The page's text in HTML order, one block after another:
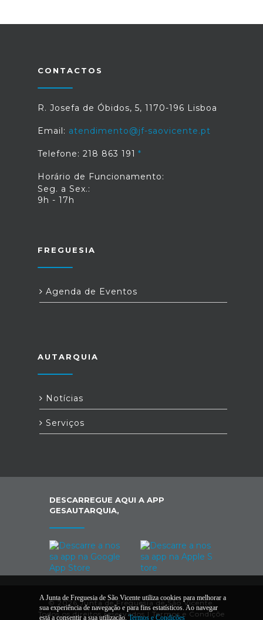
CONTACTOS
R. Josefa de Óbidos, 5, 1170-196 Lisboa
Email: atendimento@jf-saovicente.pt
Telefone: 218 863 191
Horário de Funcionamento:
Seg. a Sex.:
9h - 17h
FREGUESIA
Agenda de Eventos
AUTARQUIA
Notícias
Serviços
DESCARREGUE AQUI A APP
GESAUTARQUIA,
© 2026 Junta de Freguesia de São Vicente.
Todos os direitos reservados | Termos e Condiçõe
A Junta de Freguesia de São Vicente utiliza cookies para melhorar a
sua experiência de navegação e para fins estatísticos. Ao navegar
está a consentir a sua utilização.Termos e Condições